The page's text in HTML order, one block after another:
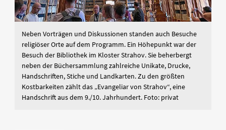
Neben Vorträgen und Diskussionen standen auch Besuche
religiöser Orte auf dem Programm. Ein Höhepunkt war der
Besuch der Bibliothek im Kloster Strahov. Sie beherbergt
neben der Büchersammlung zahlreiche Unikate, Drucke,
Handschriften, Stiche und Landkarten. Zu den größten
Kostbarkeiten zählt das „Evangeliar von Strahov“, eine
Handschrift aus dem 9./10. Jahrhundert. Foto: privat